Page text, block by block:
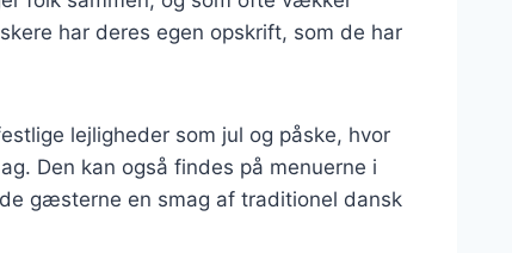
har deres egen opskrift, som de har
lejligheder som jul og påske, hvor
Den kan også findes på menuerne i
gæsterne en smag af traditionel dansk